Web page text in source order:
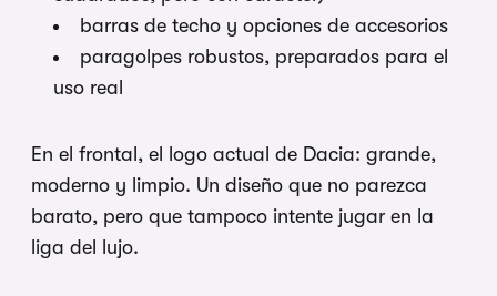
barras de techo y opciones de accesorios
paragolpes robustos, preparados para el
uso real
En el frontal, el logo actual de Dacia: grande,
moderno y limpio. Un diseño que no parezca
barato, pero que tampoco intente jugar en la
liga del lujo.